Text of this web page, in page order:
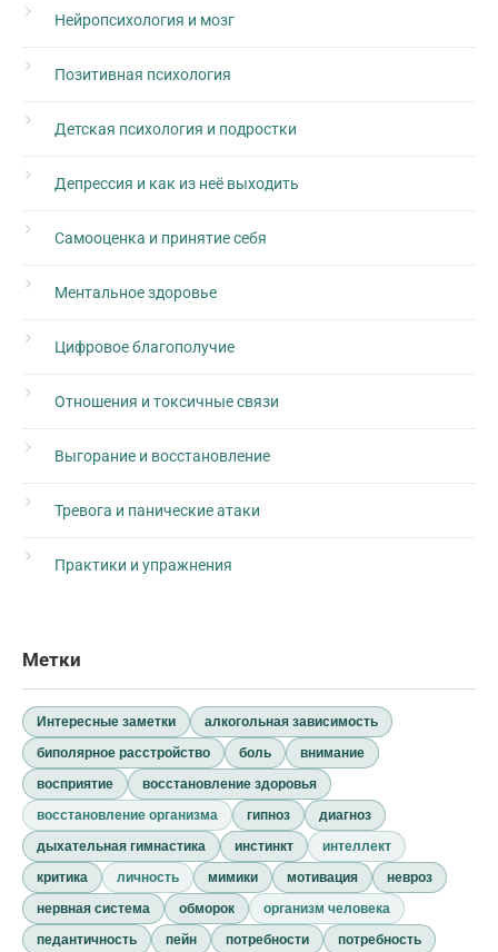
Нейропсихология и мозг
Позитивная психология
Детская психология и подростки
Депрессия и как из неё выходить
Самооценка и принятие себя
Ментальное здоровье
Цифровое благополучие
Отношения и токсичные связи
Выгорание и восстановление
Тревога и панические атаки
Практики и упражнения
Метки
Интересные заметки
алкогольная зависимость
биполярное расстройство
боль
внимание
восприятие
восстановление здоровья
восстановление организма
гипноз
диагноз
дыхательная гимнастика
инстинкт
интеллект
критика
личность мимики мотивация
невроз
нервная система
обморок
организм человека
педантичность
пейн потребности
потребность